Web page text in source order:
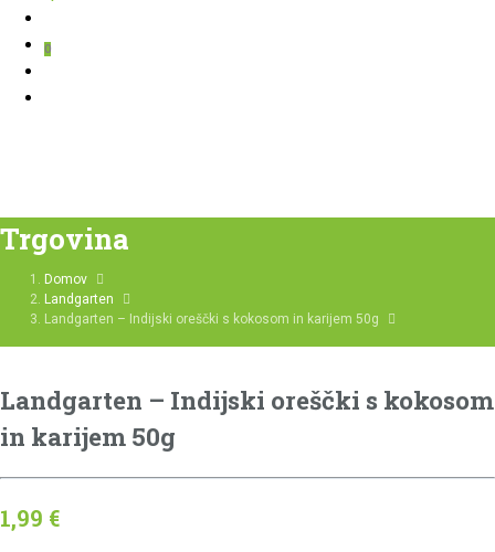
0
Trgovina
Domov
Landgarten
Landgarten – Indijski oreščki s kokosom in karijem 50g
Landgarten – Indijski oreščki s kokosom
in karijem 50g
1,99 €